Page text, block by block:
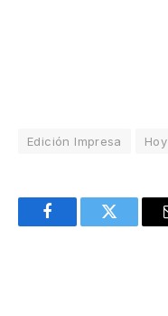
Edición Impresa Hoy
FacebookTwitter